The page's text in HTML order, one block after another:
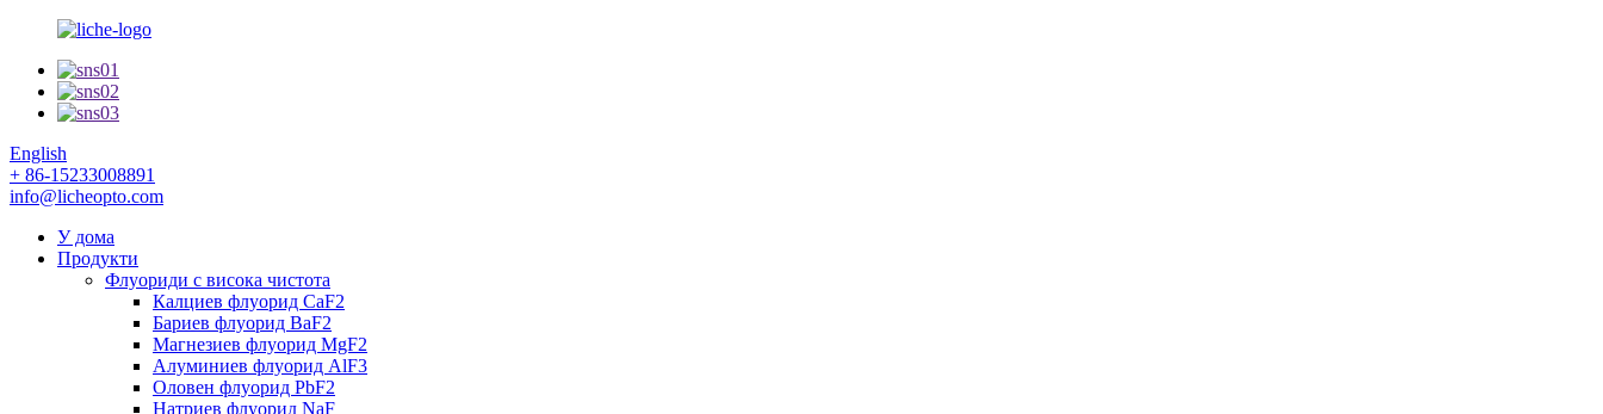
English
+ 86-15233008891
info@licheopto.com
У дома
Продукти
Флуориди с висока чистота
Калциев флуорид CaF2
Бариев флуорид BaF2
Магнезиев флуорид MgF2
Алуминиев флуорид AlF3
Оловен флуорид PbF2
Натриев флуорид NaF